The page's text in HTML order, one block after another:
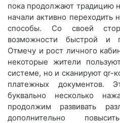
пока продолжают традицию
начали активно переходить
способы. Со своей
возможности быстрой и
Отмечу и рост личного
некоторые жители
системе, но и сканируют qr-
платежных документов.
буквально несколько
продолжим развивать
дополнительно